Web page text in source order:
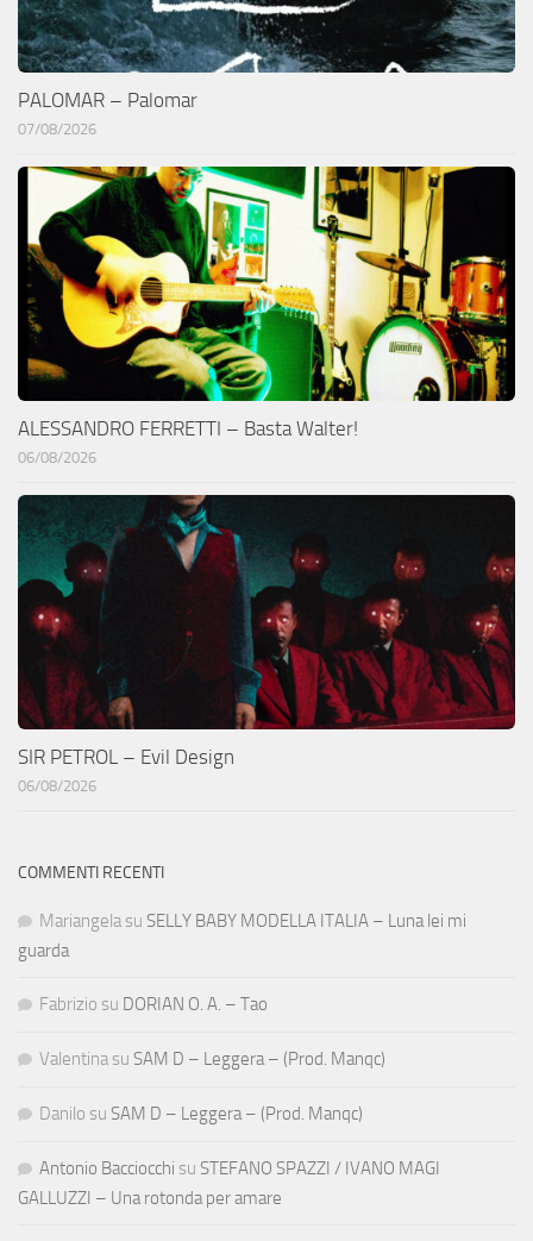
PALOMAR – Palomar
07/08/2026
ALESSANDRO FERRETTI – Basta Walter!
06/08/2026
SIR PETROL – Evil Design
06/08/2026
COMMENTI RECENTI
Mariangela su SELLY BABY MODELLA ITALIA – Luna lei mi
guarda
Fabrizio su DORIAN O. A. – Tao
Valentina su SAM D – Leggera – (Prod. Manqc)
Danilo su SAM D – Leggera – (Prod. Manqc)
Antonio Bacciocchi su STEFANO SPAZZI / IVANO MAGI
GALLUZZI – Una rotonda per amare